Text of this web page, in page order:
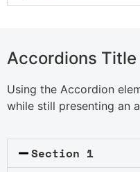
Accordions
Using the Accordion
while still presenting an
Section 1